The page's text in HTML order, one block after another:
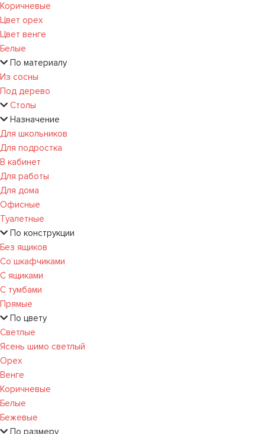
Коричневые
Цвет орех
Цвет венге
Белые
По материалу
Из сосны
Под дерево
Столы
Назначение
Для школьников
Для подростка
В кабинет
Для работы
Для дома
Офисные
Туалетные
По конструкции
Без ящиков
Со шкафчиками
С ящиками
С тумбами
Прямые
По цвету
Светлые
Ясень шимо светлый
Орех
Венге
Коричневые
Белые
Бежевые
По размеру